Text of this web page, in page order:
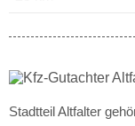
Stadtteil Altfalter